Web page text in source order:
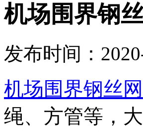
机场围界钢
发布时间：
机场围界钢丝网
绳、方管等，